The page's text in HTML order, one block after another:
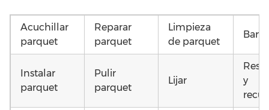
Acuchillar
parquet
Reparar
parquet
Limpieza
de parquet
Instalar
parquet
Pulir
parquet
Lijar
y